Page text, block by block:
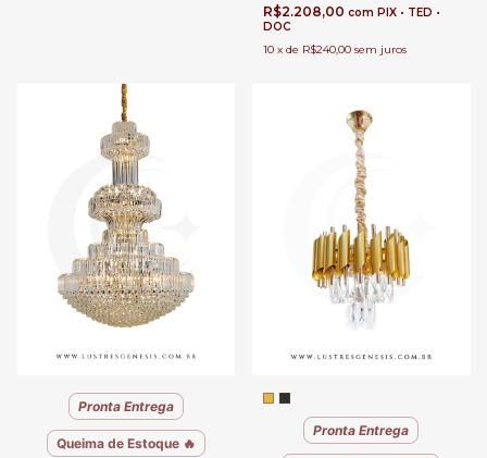
R$2.208,00 com PIX • TED •
DOC
10 x de R$240,00 sem juros
Pronta Entrega
Queima de Estoque 🔥
Pronta Entrega